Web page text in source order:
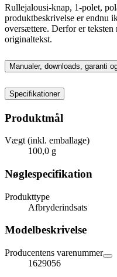
Rullejalousi-knap, 1-polet,
produktbeskrivelse er endnu
oversættere. Derfor er teksten
originaltekst.
Manualer, downloads, garanti
Specifikationer
Produktmål
Vægt (inkl. emballage)
100,0 g
Nøglespecifikation
Produkttype
Afbryderindsats
Modelbeskrivelse
Producentens varenummer
1629056